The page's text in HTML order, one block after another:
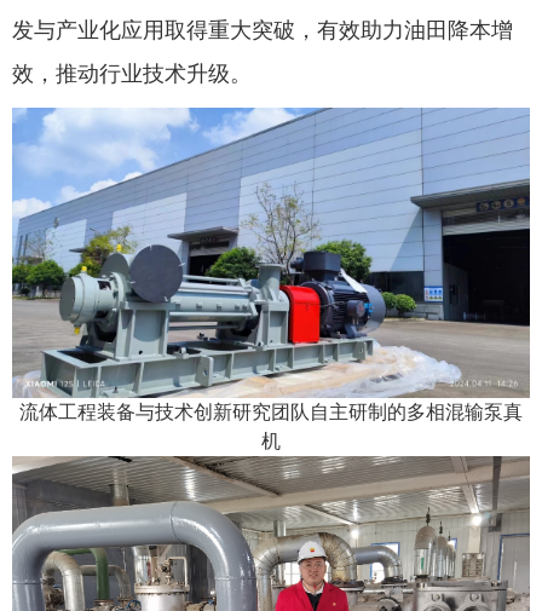
发与产业化应用取得重大突破，有效助力油田降本增
效，推动行业技术升级。
流体工程装备与技术创新研究团队自主研制的多相混输泵真
机